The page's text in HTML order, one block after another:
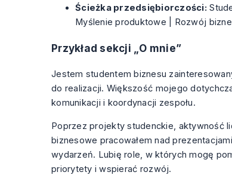
Ścieżka przedsiębiorczości:
Myślenie produktowe | Rozwój
Przykład sekcji „O mnie”
Jestem studentem biznesu
do realizacji. Większość mojego
komunikacji i koordynacji zespołu.
Poprzez projekty studenckie, aktywność
biznesowe pracowałem nad
wydarzeń. Lubię role, w których mogę
priorytety i wspierać rozwój.